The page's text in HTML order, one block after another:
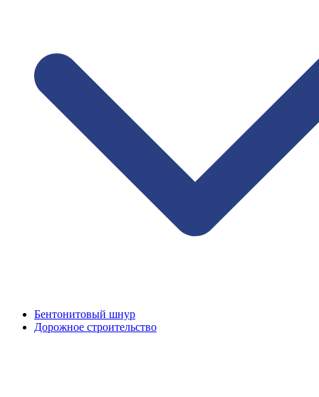
Бентонитовый шнур
Дорожное строительство